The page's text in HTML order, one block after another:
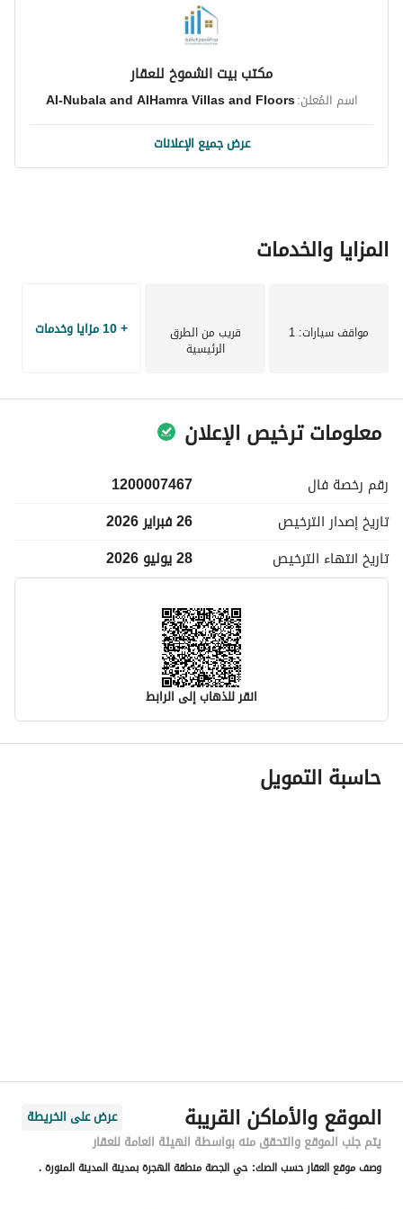
بموقع جيد لعوائد البيع والإيجار المستقبلية.
الاتصال بنا اليوم.
مكتب بيت الشموخ للعقار
اسم المُعلن:Al-Nubala and AlHamra Villas and Floors
عرض جميع الإعلانات
المزايا والخدمات
مواقف سيارات: 1 قريب من الطرق
الرئيسية
+ 10 مزايا وخدمات
معلومات ترخيص الإعلان
رقم رخصة فال
1200007467
تاريخ إصدار الترخيص
26 فبراير 2026
تاريخ انتهاء الترخيص 28 يوليو 2026
انقر للذهاب إلى الرابط
معلومات مسؤول الإعلان
اسم المسؤول
رقم المبنى
3770
الرقم الاضافي
7270
حاسبة التمويل
الموقع والأماكن القريبة
عرض على الخريطة
يتم جلب الموقع والتحقق منه بواسطة الهيئة العامة للعقار
وصف موقع العقار حسب الصك: حي الجصة منطقة الهجرة بمدينة المدينة المنورة .